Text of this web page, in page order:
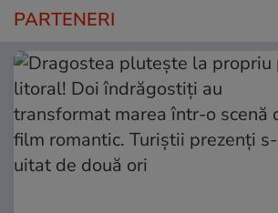
PARTENERI